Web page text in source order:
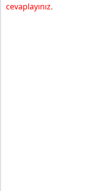
cevaplayınız.